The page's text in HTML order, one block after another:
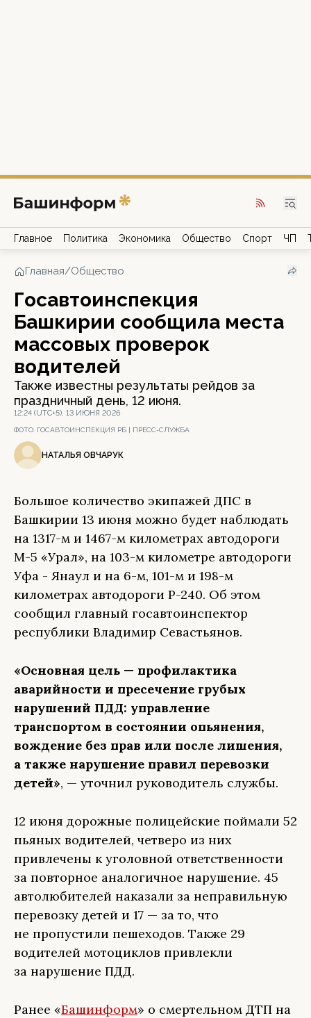
Главное Политика Экономика Общество Спорт ЧП
Главная/Общество
Госавтоинспекция
Башкирии сообщила места
массовых проверок
водителей
Также известны результаты рейдов за
праздничный день, 12 июня.
12:24 (UTC+5), 13 ИЮНЯ 2026
ФОТО: ГОСАВТОИНСПЕКЦИЯ РБ | ПРЕСС-СЛУЖБА
НАТАЛЬЯ ОВЧАРУК
Большое количество экипажей ДПС в
Башкирии 13 июня можно будет наблюдать
на 1317-м и 1467-м километрах автодороги
М-5 «Урал», на 103-м километре автодороги
Уфа - Янаул и на 6-м, 101-м и 198-м
километрах автодороги Р-240. Об этом
сообщил главный госавтоинспектор
республики Владимир Севастьянов.
«Основная цель — профилактика
аварийности и пресечение грубых
нарушений ПДД: управление
транспортом в состоянии опьянения,
вождение без прав или после лишения,
а также нарушение правил перевозки
детей», — уточнил руководитель службы.
12 июня дорожные полицейские поймали 52
пьяных водителей, четверо из них
привлечены к уголовной ответственности
за повторное аналогичное нарушение. 45
автолюбителей наказали за неправильную
перевозку детей и 17 — за то, что
не пропустили пешеходов. Также 29
водителей мотоциклов привлекли
за нарушение ПДД.
Ранее «Башинформ» о смертельном ДТП на